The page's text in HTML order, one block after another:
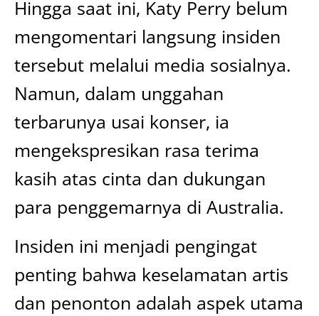
Hingga saat ini, Katy Perry belum
mengomentari langsung insiden
tersebut melalui media sosialnya.
Namun, dalam unggahan
terbarunya usai konser, ia
mengekspresikan rasa terima
kasih atas cinta dan dukungan
para penggemarnya di Australia.
Insiden ini menjadi pengingat
penting bahwa keselamatan artis
dan penonton adalah aspek utama